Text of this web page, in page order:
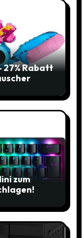
27% Rabatt
zum